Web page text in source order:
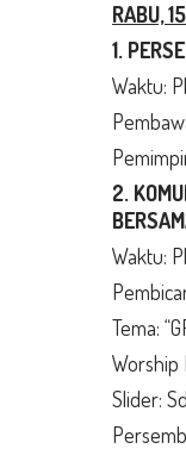
RABU,
1.
Waktu:
2.
Waktu:
Tema:
Worship
Slider: